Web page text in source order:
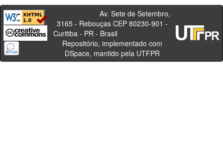
Av. Sete de Setembro,
3165 - Rebouças CEP 80230-901 -
Curitiba - PR - Brasil
Repositório, implementado com
DSpace, mantido pela UTFPR